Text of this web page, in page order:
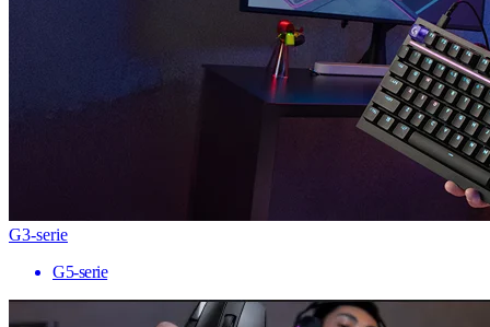
G3-serie
G5-serie